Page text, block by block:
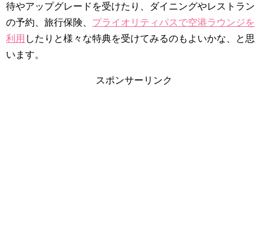
待やアップグレードを受けたり、ダイニングやレストラン
の予約、旅行保険、 プライオリティパスで空港ラウンジを
利用 したりと様々な特典を受けてみるのもよいかな、と思
います。
スポンサーリンク